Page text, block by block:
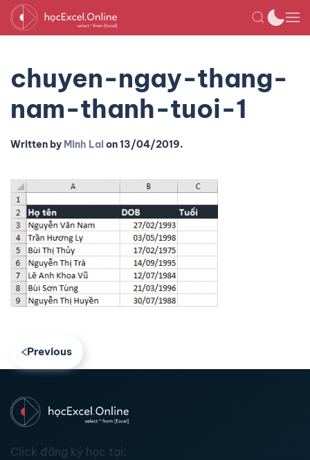
chuyen-ngay-thang-
nam-thanh-tuoi-1
Written by Minh Laion13/04/2019.
Previous
Click đăng ký học tại: